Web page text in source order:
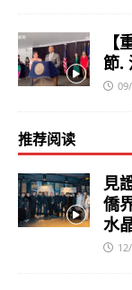
節.
推荐阅读
見
僑
水